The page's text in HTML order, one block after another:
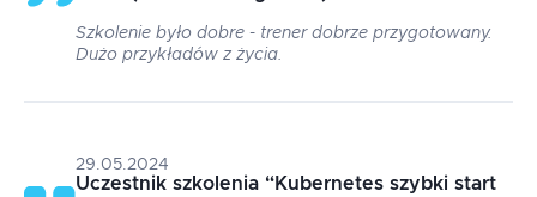
Szkolenie było dobre - trener dobrze przygotowany.
Dużo przykładów z życia.
29.05.2024
Uczestnik szkolenia “Kubernetes szybki start